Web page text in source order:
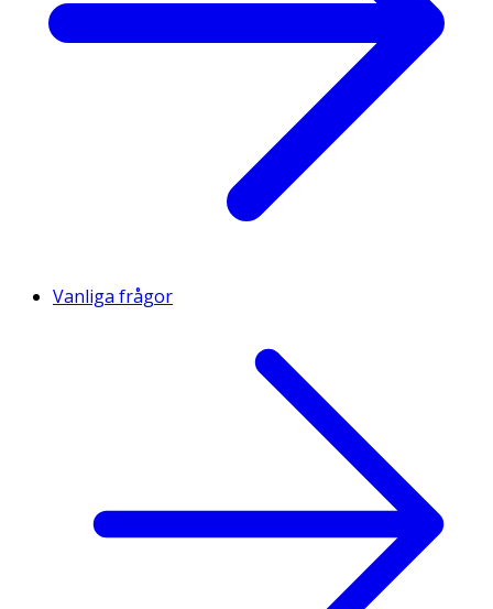
Vanliga frågor